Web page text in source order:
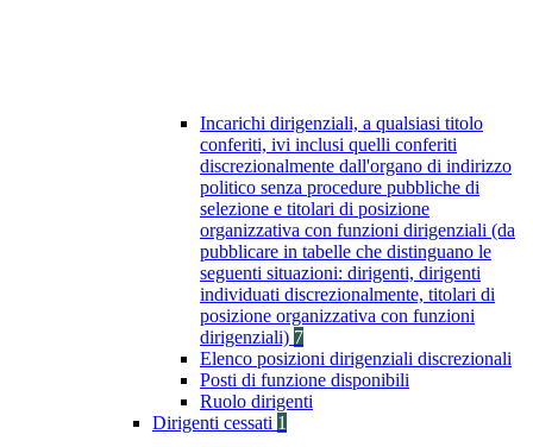
Incarichi dirigenziali, a qualsiasi titolo
conferiti, ivi inclusi quelli conferiti
discrezionalmente dall'organo di indirizzo
politico senza procedure pubbliche di
selezione e titolari di posizione
organizzativa con funzioni dirigenziali (da
pubblicare in tabelle che distinguano le
seguenti situazioni: dirigenti, dirigenti
individuati discrezionalmente, titolari di
posizione organizzativa con funzioni
dirigenziali) 7
Elenco posizioni dirigenziali discrezionali
Posti di funzione disponibili
Ruolo dirigenti
Dirigenti cessati 1